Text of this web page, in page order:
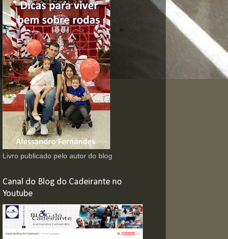
Livro publicado pelo autor do blog
Canal do Blog do Cadeirante no
Youtube